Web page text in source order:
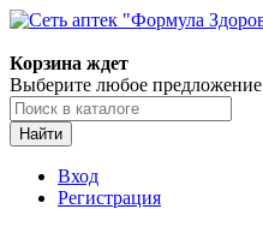
Корзина ждет
Выберите любое предложение
Найти
Вход
Регистрация